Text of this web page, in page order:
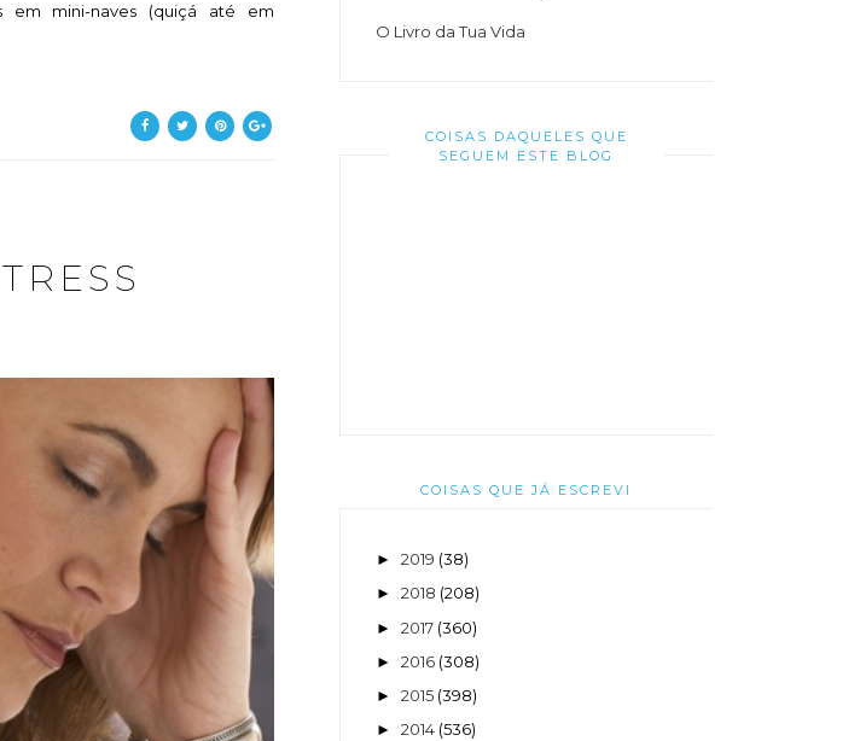
em mini-naves (quiçá até em
O Livro da Tua Vida
COISAS DAQUELES QUE
SEGUEM ESTE BLOG
COISAS QUE JÁ ESCREVI
► 2019 (38)
► 2018 (208)
► 2017 (360)
► 2016 (308)
► 2015 (398)
► 2014 (536)